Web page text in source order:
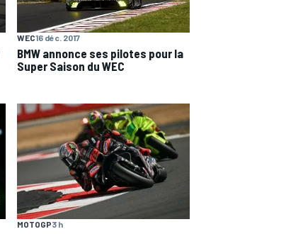
WEC16 déc. 2017
BMW annonce ses pilotes pour la
Super Saison du WEC
MOTOGP3 h